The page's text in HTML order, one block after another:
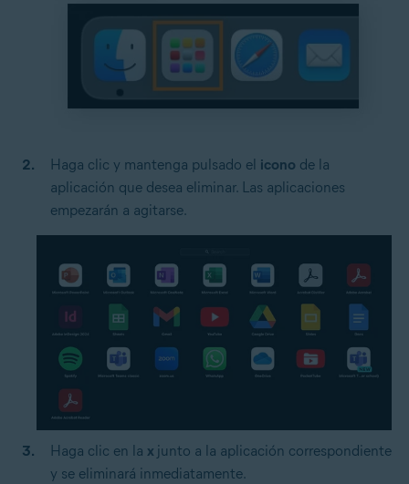
Haga clic y mantenga pulsado el icono de la
aplicación que desea eliminar. Las aplicaciones
empezarán a agitarse.
Haga clic en la x junto a la aplicación correspondiente
y se eliminará inmediatamente.